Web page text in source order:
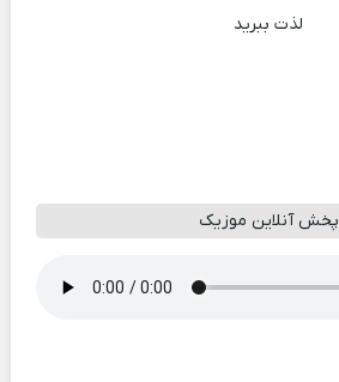
لذت ببرید
پخش آنلاین موزیک